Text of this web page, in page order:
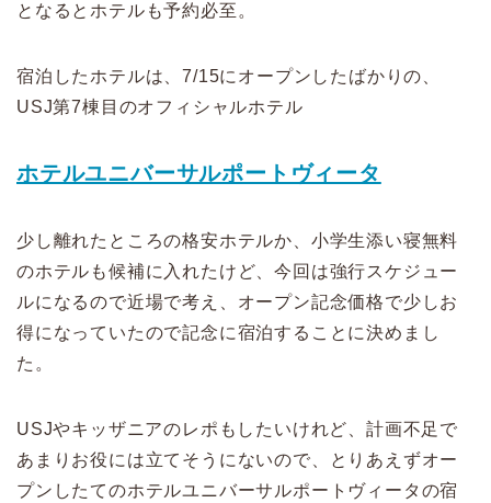
となるとホテルも予約必至。
宿泊したホテルは、7/15にオープンしたばかりの、
USJ第7棟目のオフィシャルホテル
ホテルユニバーサルポートヴィータ
少し離れたところの格安ホテルか、小学生添い寝無料
のホテルも候補に入れたけど、今回は強行スケジュー
ルになるので近場で考え、オープン記念価格で少しお
得になっていたので記念に宿泊することに決めまし
た。
USJやキッザニアのレポもしたいけれど、計画不足で
あまりお役には立てそうにないので、とりあえずオー
プンしたてのホテルユニバーサルポートヴィータの宿